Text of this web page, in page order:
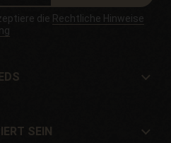
die Rechtliche Hinweise
SEIN